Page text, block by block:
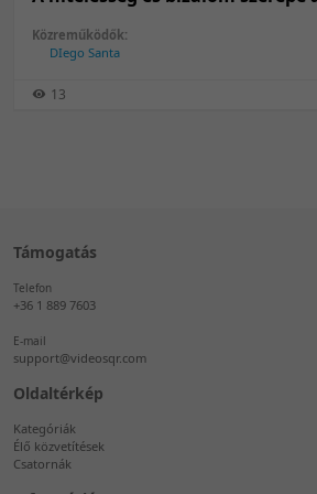
Közreműködők:
DIego Santa
13
Támogatás
Telefon
+36 1 889 7603
E-mail
support@videosqr.com
Oldaltérkép
Kategóriák
Élő közvetítések
Csatornák